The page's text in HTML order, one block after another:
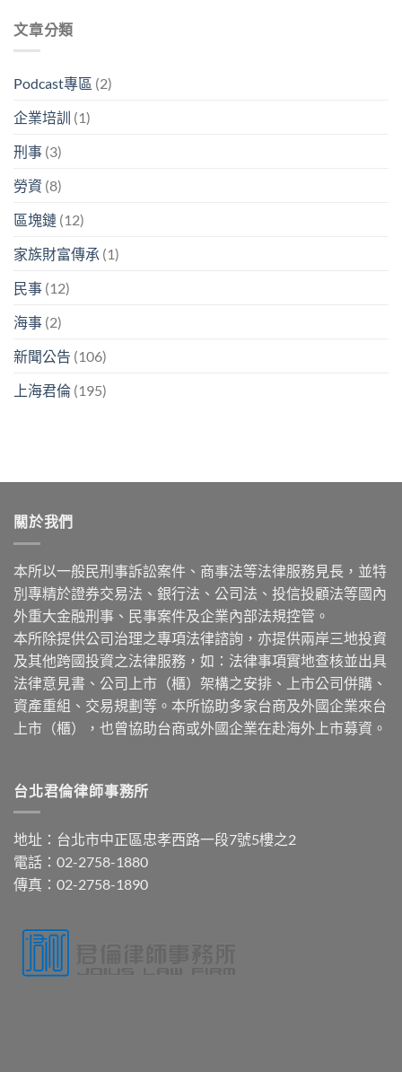
文章分類
Podcast專區 (2)
企業培訓 (1)
刑事 (3)
勞資 (8)
區塊鏈 (12)
家族財富傳承 (1)
民事 (12)
海事 (2)
新聞公告 (106)
上海君倫 (195)
關於我們
本所以一般民刑事訴訟案件、商事法等法律服務見長，並特
別專精於證券交易法、銀行法、公司法、投信投顧法等國內
外重大金融刑事、民事案件及企業內部法規控管。
本所除提供公司治理之專項法律諮詢，亦提供兩岸三地投資
及其他跨國投資之法律服務，如：法律事項實地查核並出具
法律意見書、公司上市（櫃）架構之安排、上市公司併購、
資產重組、交易規劃等。本所協助多家台商及外國企業來台
上市（櫃），也曾協助台商或外國企業在赴海外上市募資。
台北君倫律師事務所
地址：台北市中正區忠孝西路一段7號5樓之2
電話：02-2758-1880
傳真：02-2758-1890